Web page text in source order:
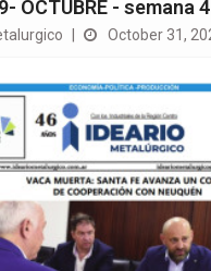
OCTUBRE - semana 4
October 31,